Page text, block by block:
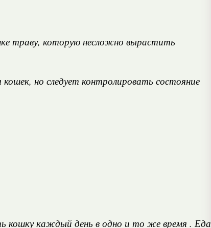
траву, которую несложно вырастить
но следует контролировать состояние
кошку каждый день в одно и то же время . Еда